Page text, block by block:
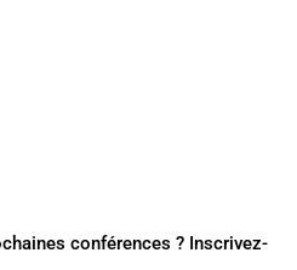
conférences ? Inscrivez-